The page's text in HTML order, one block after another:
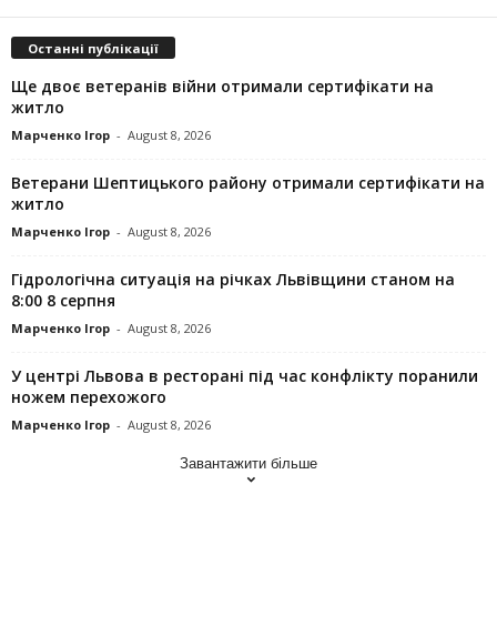
Останні публікації
Ще двоє ветеранів війни отримали сертифікати на
житло
Марченко Ігор - August 8, 2026
Ветерани Шептицького району отримали сертифікати на
житло
Марченко Ігор - August 8, 2026
Гідрологічна ситуація на річках Львівщини станом на
8:00 8 серпня
Марченко Ігор - August 8, 2026
У центрі Львова в ресторані під час конфлікту поранили
ножем перехожого
Марченко Ігор - August 8, 2026
Завантажити більше